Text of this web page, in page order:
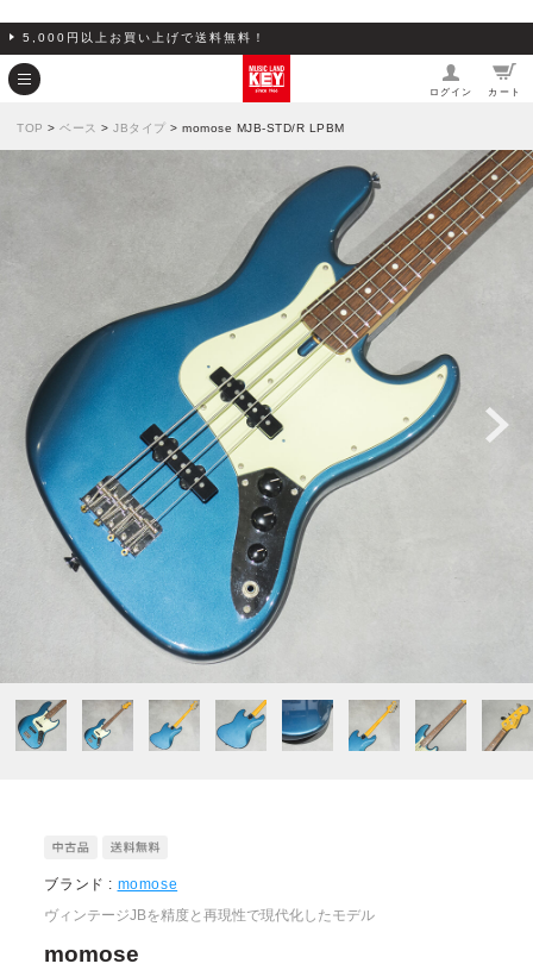
5,000円以上お買い上げで送料無料！
ログイン カート
TOP > ベース > JBタイプ > momose MJB-STD/R LPBM
ブランド : momose
ヴィンテージJBを精度と再現性で現代化したモデル
momose